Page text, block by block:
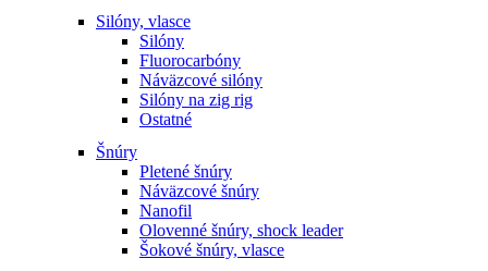
Silóny, vlasce
Silóny
Fluorocarbóny
Náväzcové silóny
Silóny na zig rig
Ostatné
Šnúry
Pletené šnúry
Náväzcové šnúry
Nanofil
Olovenné šnúry, shock leader
Šokové šnúry, vlasce